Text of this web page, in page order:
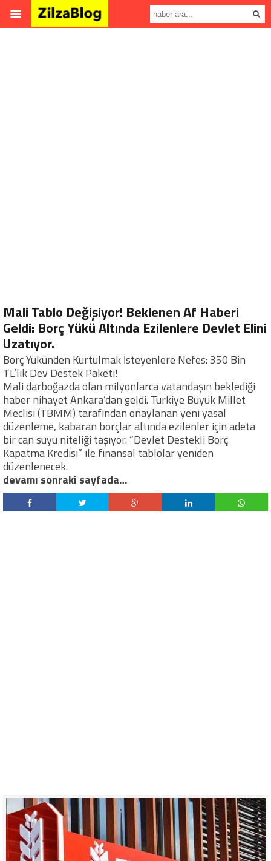
Mali Tablo Değişiyor! Beklenen Af Haberi
Geldi: Borç Yükü Altında Ezilenlere Devlet Elini
Uzatıyor.
Borç Yükünden Kurtulmak İsteyenlere Nefes: 350 Bin
TL’lik Dev Destek Paketi!
Mali darboğazda olan milyonlarca vatandaşın beklediği
haber nihayet Ankara’dan geldi. Türkiye Büyük Millet
Meclisi (TBMM) tarafından onaylanan yeni yasal
düzenleme, kabaran borçlar altında ezilenler için adeta
bir can suyu niteliği taşıyor. “Devlet Destekli Borç
Kapatma Kredisi” ile finansal tablolar yeniden
düzenlenecek.
devamı sonraki sayfada…